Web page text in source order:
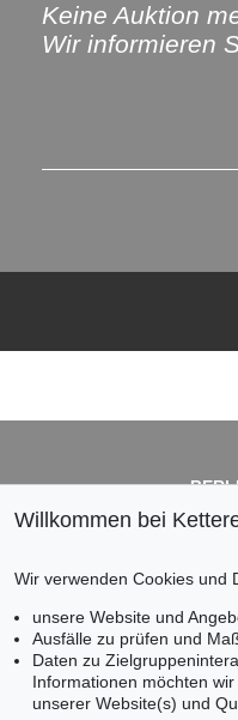
Keine Auktion
Wir informieren
Dr. Simone
Tel.: +49 (0)30
Fax: +49 (0)30
Willkommen bei
Wir verwenden Cookies und
unsere Website und
Ausfälle zu prüfen und
Daten zu
Informationen möchten
unserer Website(s) und